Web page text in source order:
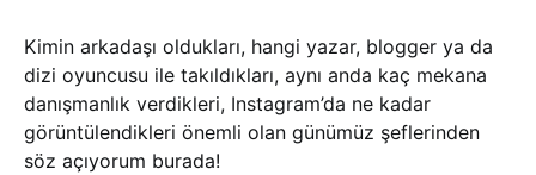
Kimin arkadaşı oldukları, hangi yazar, blogger ya da
dizi oyuncusu ile takıldıkları, aynı anda kaç mekana
danışmanlık verdikleri, Instagram’da ne kadar
görüntülendikleri önemli olan günümüz şeflerinden
söz açıyorum burada!